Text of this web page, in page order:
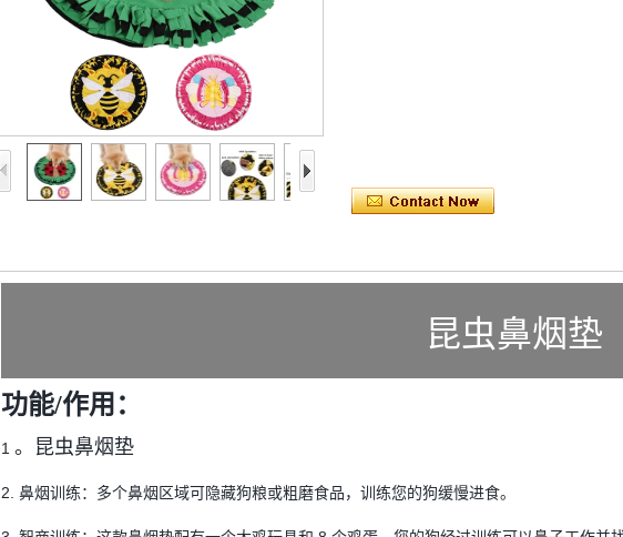
昆虫鼻烟垫
功能/作用：
1 。昆虫鼻烟垫
2. 鼻烟训练：多个鼻烟区域可隐藏狗粮或粗磨食品，训练您的狗缓慢进食。